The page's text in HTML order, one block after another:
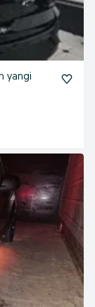
yangi